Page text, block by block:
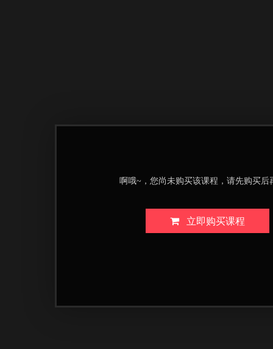
啊哦~，您尚未购买该课程，请先购买后
立即购买课程